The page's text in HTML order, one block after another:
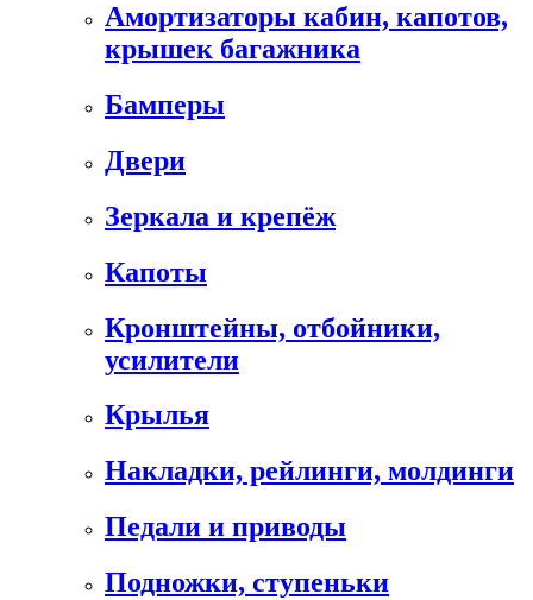
Амортизаторы кабин, капотов,
крышек багажника
Бамперы
Двери
Зеркала и крепёж
Капоты
Кронштейны, отбойники,
усилители
Крылья
Накладки, рейлинги, молдинги
Педали и приводы
Подножки, ступеньки